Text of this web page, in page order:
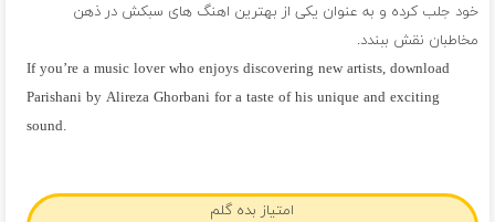
خود جلب کرده و به عنوان یکی از بهترین اهنگ های سبکش در ذهن
مخاطبان نقش ببندد.
If you’re a music lover who enjoys discovering new artists, download
Parishani by Alireza Ghorbani for a taste of his unique and exciting
sound.
امتیاز بده گلم